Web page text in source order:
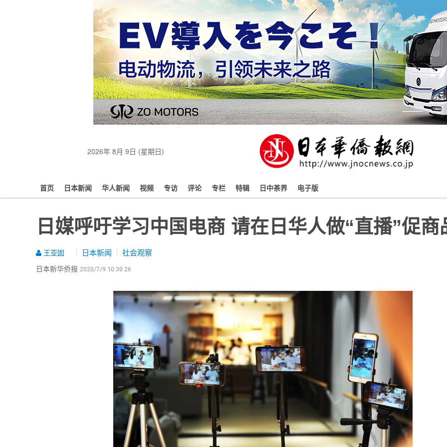
2026年 8月 9日 (星期日)
首页 日本新闻 华人新闻 视频 专访 评论 专栏 特辑 日中茶界 电子版
日媒呼吁学习中国电商 请在日华人做“直播”促商
王亚囡 日本新闻 社会观察
日本新华侨报 2020/7/9 10:30:26